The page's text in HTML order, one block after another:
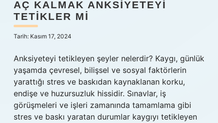
Hakkımızda
AÇ KALMAK ANKSIYETEYI
TETIKLER MI
Tarih: Kasım 17, 2024
Anksiyeteyi tetikleyen şeyler nelerdir? Kaygı, günlük
yaşamda çevresel, bilişsel ve sosyal faktörlerin
yarattığı stres ve baskıdan kaynaklanan korku,
endişe ve huzursuzluk hissidir. Sınavlar, iş
görüşmeleri ve işleri zamanında tamamlama gibi
stres ve baskı yaratan durumlar kaygıyı tetikleyen